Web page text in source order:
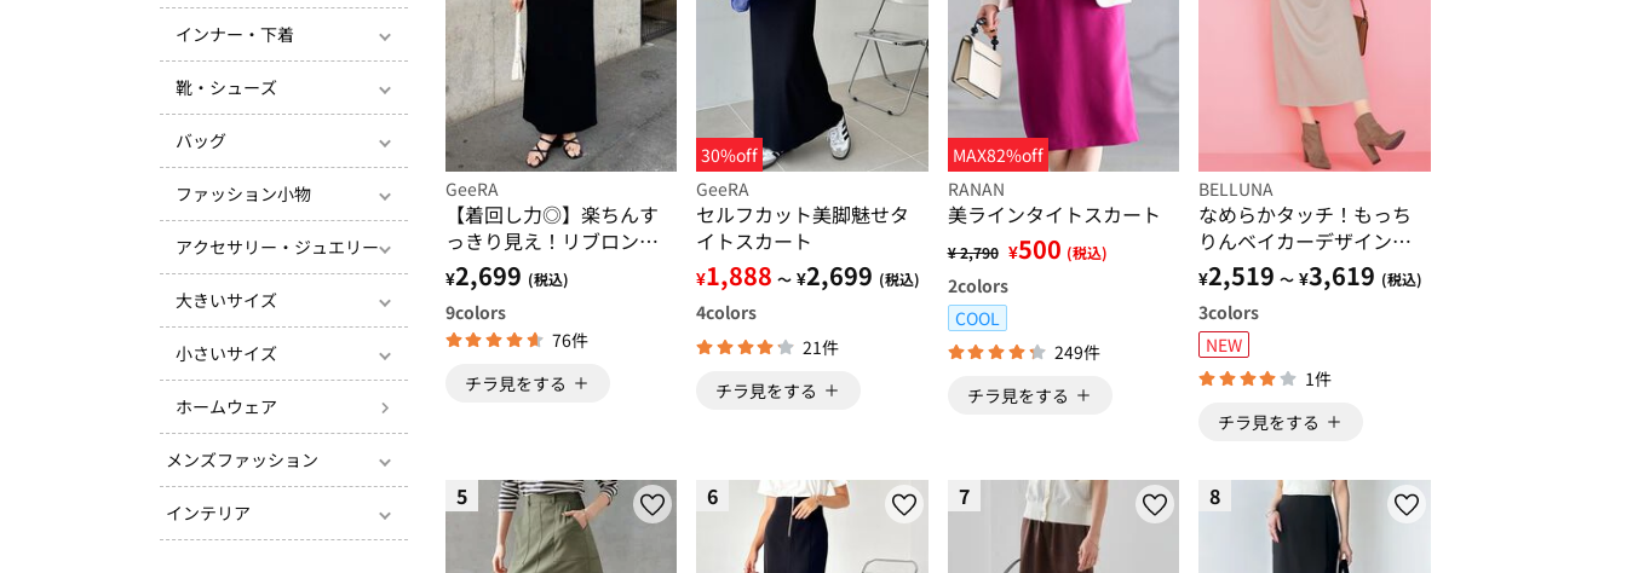
インナー・下着
靴・シューズ
バッグ
ファッション小物
アクセサリー・ジュエリー
大きいサイズ
小さいサイズ
ホームウェア
メンズファッション
インテリア
GeeRA
【着回し力◎】楽ちんす
っきり見え！リブロング
スカート
¥2,699 (税込)
9colors
76件
チラ見をする
30%off
GeeRA
セルフカット美脚魅せタ
イトスカート
¥1,888 ～ ¥2,699 (税込)
4colors
21件
チラ見をする
MAX82%off
RANAN
美ラインタイトスカート
¥ 2,790 ¥500 (税込)
2colors
COOL
249件
チラ見をする
BELLUNA
なめらかタッチ！もっち
りんベイカーデザインス
カート
¥2,519 ～ ¥3,619 (税込)
3colors
NEW
1件
チラ見をする
5 6 7 8